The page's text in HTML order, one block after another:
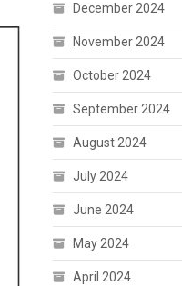
December 2024
November 2024
October 2024
September 2024
August 2024
July 2024
June 2024
May 2024
April 2024